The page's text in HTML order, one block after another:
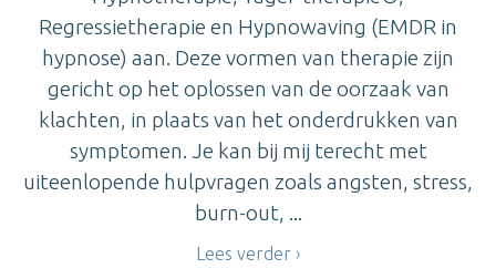
Regressietherapie en Hypnowaving (EMDR in
hypnose) aan. Deze vormen van therapie zijn
gericht op het oplossen van de oorzaak van
klachten, in plaats van het onderdrukken van
symptomen. Je kan bij mij terecht met
uiteenlopende hulpvragen zoals angsten, stress,
burn-out, ...
Lees verder